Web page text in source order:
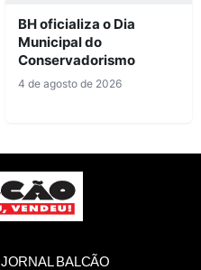
BH oficializa o Dia
Municipal do
Conservadorismo
4 de agosto de 2026
BALCÃO